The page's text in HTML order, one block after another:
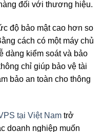
đối với thương hiệu.
độ bảo mật cao hơn so
cách có một máy chủ
dàng kiểm soát và bảo
chỉ giúp bảo vệ tài
bảo an toàn cho thông
tại Việt Nam trở
doanh nghiệp muốn